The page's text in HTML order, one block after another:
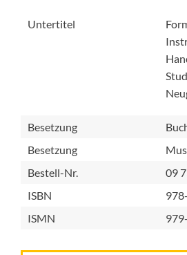
Untertitel
Besetzung
Besetzung
Bestell-Nr.
09
ISBN
ISMN